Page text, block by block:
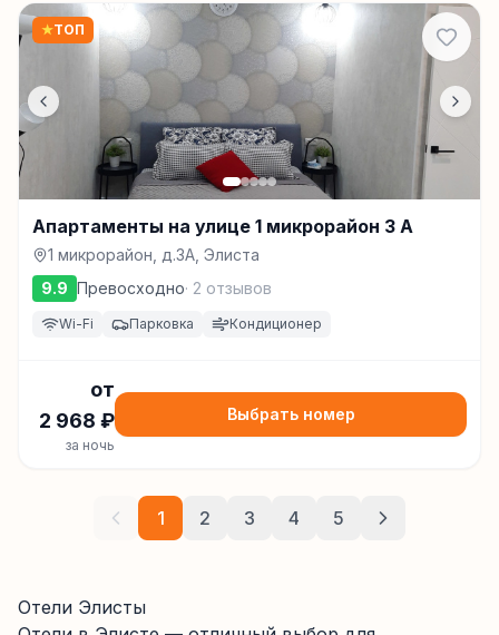
★ТОП
Апартаменты на улице 1 микрорайон 3 А
1 микрорайон, д.3А, Элиста
9.9 Превосходно· 2 отзывов
Wi-Fi Парковка Кондиционер
от
2 968 ₽
за ночь
Выбрать номер
1 2 3 4 5
Отели Элисты